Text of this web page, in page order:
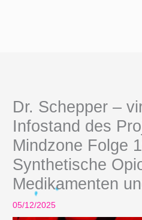
Dr. Schepper –
Infostand des
Mindzone Folge
Synthetische
Medikamenten
05/12/2025